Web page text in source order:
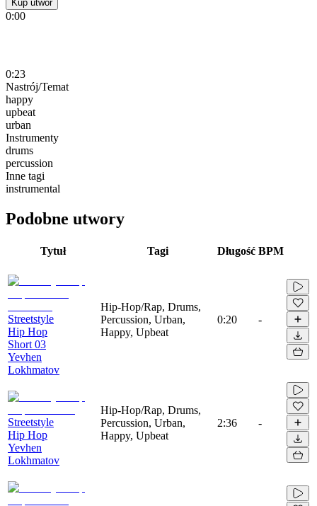
Kup utwór
0:00
0:23
Nastrój/Temat
happy
upbeat
urban
Instrumenty
drums
percussion
Inne tagi
instrumental
Podobne utwory
Tytuł Tagi Długość BPM
Streetstyle
Hip Hop
Short 03
Yevhen
Lokhmatov
Hip-Hop/Rap, Drums,
Percussion, Urban,
Happy, Upbeat
0:20 -
Streetstyle
Hip Hop
Yevhen
Lokhmatov
Hip-Hop/Rap, Drums,
Percussion, Urban,
Happy, Upbeat
2:36 -